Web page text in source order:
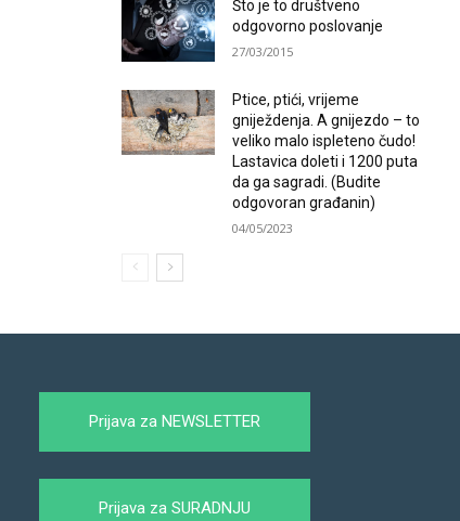
Što je to društveno
odgovorno poslovanje
27/03/2015
Ptice, ptići, vrijeme
gniježdenja. A gnijezdo – to
veliko malo ispleteno čudo!
Lastavica doleti i 1200 puta
da ga sagradi. (Budite
odgovoran građanin)
04/05/2023
Prijava za NEWSLETTER
Prijava za SURADNJU